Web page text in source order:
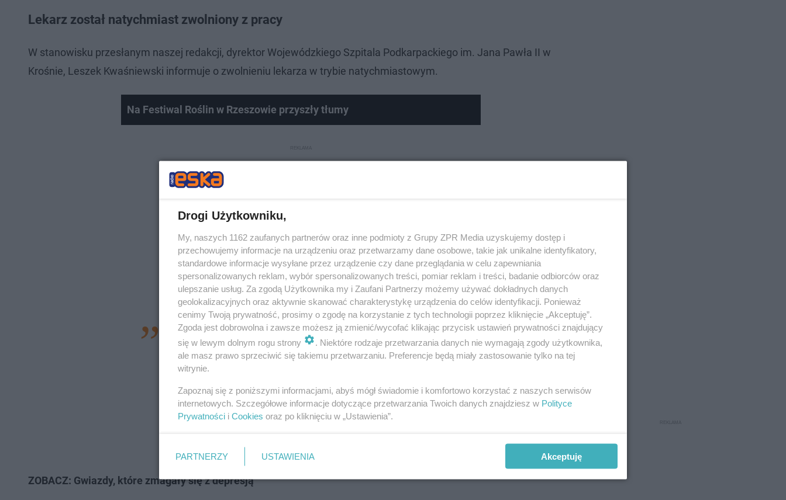
Lekarz został natychmiast zwolniony z pracy
W stanowisku przesłanym naszej redakcji, dyrektor Wojewódzkiego Szpitala Podkarpackiego im. Jana Pawła II w
Krośnie, Leszek Kwaśniewski informuje o zwolnieniu lekarza w trybie natychmiastowym.
Na Festiwal Roślin w Rzeszowie przyszły tłumy
Wojewódzki Szpital Podkarpacki im. Jana Pawła II w Krośnie
informuje, iż jeden z lekarzy pełniących dyżur w Szpitalnym
Oddziale Ratunkowym w dn. 26 lutego br. był pod wpływem
alkoholu. Po potwierdzeniu przez Policję stanu nietrzeźwości,
lekarz został zdjęty z dyżuru, a także została z nim rozwiązana
umowa kontraktowa w trybie natychmiastowym – czytamy w
ZOBACZ: Gwiazdy, które zmagały się z depresją
Drogi Użytkowniku,
My, naszych 1162 zaufanych partnerów oraz inne podmioty z Grupy ZPR Media uzyskujemy dostęp i
przechowujemy informacje na urządzeniu oraz przetwarzamy dane osobowe, takie jak unikalne identyfikatory,
standardowe informacje wysyłane przez urządzenie czy dane przeglądania w celu zapewniania
spersonalizowanych reklam, wybór spersonalizowanych treści, pomiar reklam i treści, badanie odbiorców oraz
ulepszanie usług. Za zgodą Użytkownika my i Zaufani Partnerzy możemy używać dokładnych danych
geolokalizacyjnych oraz aktywnie skanować charakterystykę urządzenia do celów identyfikacji. Ponieważ
cenimy Twoją prywatność, prosimy o zgodę na korzystanie z tych technologii poprzez kliknięcie „Akceptuję”.
Zgoda jest dobrowolna i zawsze możesz ją zmienić/wycofać klikając przycisk ustawień prywatności znajdujący
się w lewym dolnym rogu strony
. Niektóre rodzaje przetwarzania danych nie wymagają zgody użytkownika,
ale masz prawo sprzeciwić się takiemu przetwarzaniu. Preferencje będą miały zastosowanie tylko na tej
witrynie.
Zapoznaj się z poniższymi informacjami, abyś mógł świadomie i komfortowo korzystać z naszych serwisów
internetowych. Szczegółowe informacje dotyczące przetwarzania Twoich danych znajdziesz w Polityce
Prywatności i Cookies oraz po kliknięciu w „Ustawienia”.
PARTNERZY USTAWIENIA Akceptuję